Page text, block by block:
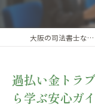
大阪の司法書士なら西田司法書士事務所
過払い金トラ
ら学ぶ安心ガ